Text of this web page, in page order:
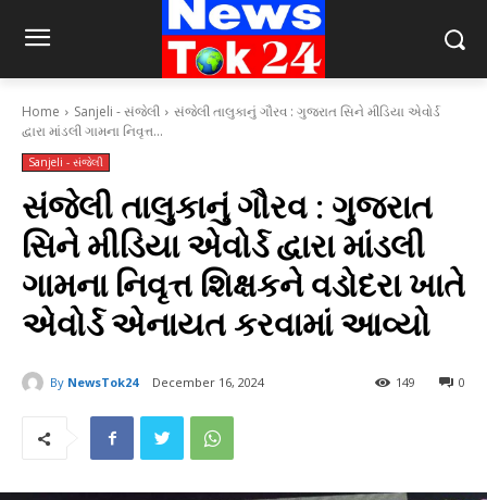
Home Sanjeli - સંજેલી
સંજેલી તાલુકાનું ગૌરવ : ગુજરાત સિને મીડિયા એવોર્ડ
દ્વારા માંડલી ગામના નિવૃત્ત...
Sanjeli - સંજેલી
સંજેલી તાલુકાનું ગૌરવ : ગુજરાત
સિને મીડિયા એવોર્ડ દ્વારા માંડલી
ગામના નિવૃત્ત શિક્ષકને વડોદરા ખાતે
એવોર્ડ એનાયત કરવામાં આવ્યો
By NewsTok24 December 16, 2024 0
149